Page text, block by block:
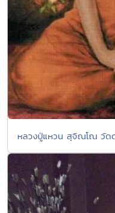
หลวงปู่แหวน สุจิณโณ วัด